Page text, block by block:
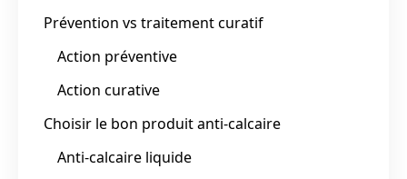
Prévention vs traitement curatif
Action préventive
Action curative
Choisir le bon produit anti-calcaire
Anti-calcaire liquide